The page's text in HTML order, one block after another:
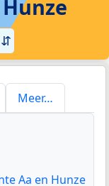
⇵
Meer…
Aa en Hunze